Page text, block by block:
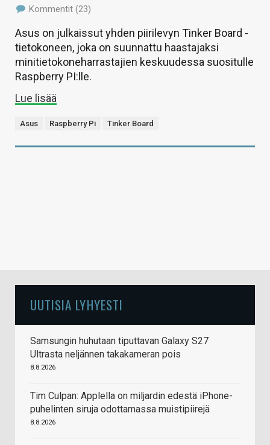
Kommentit (23)
Asus on julkaissut yhden piirilevyn Tinker Board -
tietokoneen, joka on suunnattu haastajaksi
minitietokoneharrastajien keskuudessa suositulle
Raspberry PI:lle.
Lue lisää
Asus Raspberry Pi Tinker Board
UUTISIA LYHYESTI
Samsungin huhutaan tiputtavan Galaxy S27
Ultrasta neljännen takakameran pois
8.8.2026
Tim Culpan: Applella on miljardin edestä iPhone-
puhelinten siruja odottamassa muistipiirejä
8.8.2026